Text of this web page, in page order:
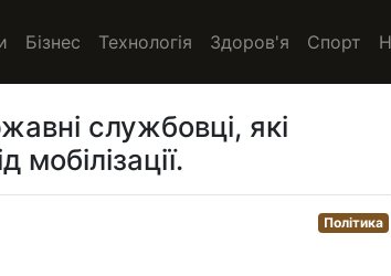
Бізнес Технологія Здоров'я Спорт
службовці, які
Політика